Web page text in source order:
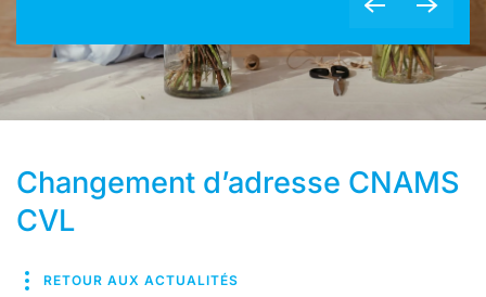
Changement d’adresse CNAMS
CVL
RETOUR AUX ACTUALITÉS